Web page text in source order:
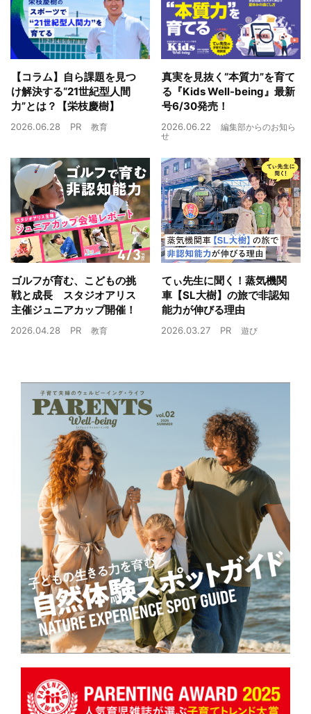
【コラム】自ら課題を見つ
け解決する“21世紀型人間
力”とは？【栄枝慶樹】
2026.06.28 PR 教育
真実を見抜く“本質力”を育て
る『Kids Well-being』最新
号6/30発売！
2026.06.22
編集部からのお知ら
せ
ゴルフが育む、こどもの挑
戦と成長 スタジオアリス
主催ジュニアカップ開催！
2026.04.28 PR 教育
てぃ先生に聞く！蒸気機関
車【SL大樹】の旅で非認知
能力が伸びる理由
2026.03.27 PR 遊び